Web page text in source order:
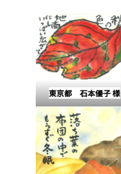
東京都 石本優子 様